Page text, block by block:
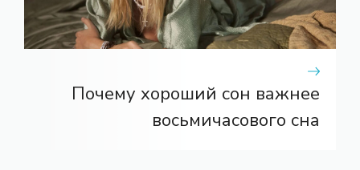
Почему хороший сон важнее
восьмичасового сна